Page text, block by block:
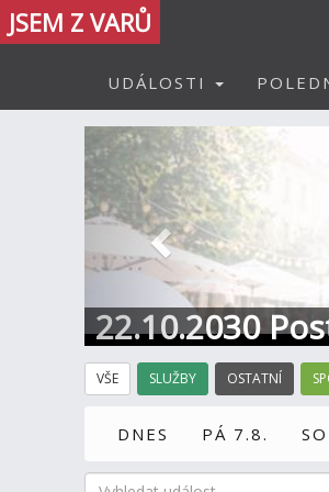
JSEM Z VARŮ
UDÁLOSTI
22.10.2030
Informace /
Předchozí
VŠE SLUŽBY OSTATNÍ
DNES PÁ 7.8.